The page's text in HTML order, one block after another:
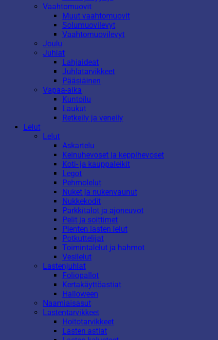
Vaahtomuovit
Muut vaahtomuovit
Solumuovilevyt
Vaahtomuovilevyt
Joulu
Juhlat
Lahjaideat
Juhlatarvikkeet
Pääsiäinen
Vapaa-aika
Kuntoilu
Laukut
Retkeily ja veneily
Lelut
Lelut
Askartelu
Keinuhevoset ja keppihevoset
Koti- ja kauppaleikit
Legot
Pehmolelut
Nuket ja nukenvaunut
Nukkekodit
Parkkitalot ja ajoneuvot
Pelit ja soittimet
Pienten lasten lelut
Potkuttelijat
Toimintalelut ja hahmot
Vesilelut
Lastenjuhlat
Foliopallot
Kertakäyttöastiat
Halloween
Naamiaisasut
Lastentarvikkeet
Hoitotarvikkeet
Lasten astiat